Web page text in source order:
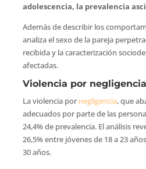
adolescencia, la prevalencia
Además de describir los
analiza el sexo de la pareja
recibida y la caracterización
afectadas.
Violencia por
La violencia pornegligencia, que
adecuados por parte de las
24,4% de prevalencia. El análisis
26,5% entre jóvenes de 18 a 23
30 años.